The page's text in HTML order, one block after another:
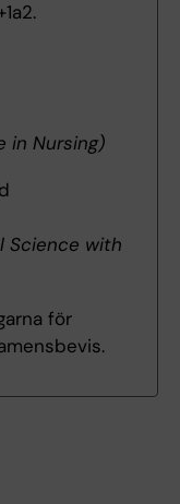
in Nursing)
Science with
för